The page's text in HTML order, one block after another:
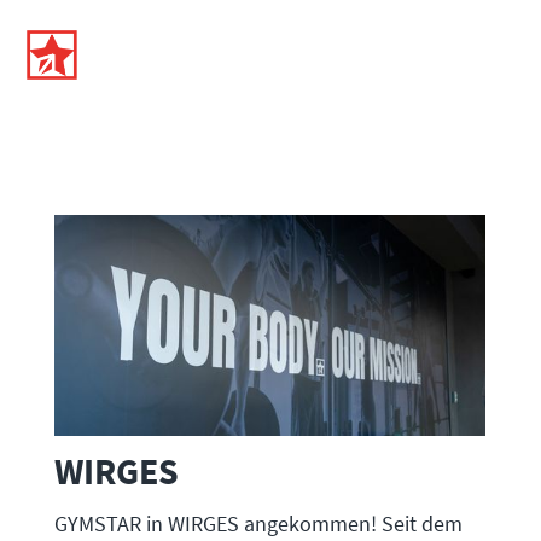
WIRGES
GYMSTAR in WIRGES angekommen! Seit dem